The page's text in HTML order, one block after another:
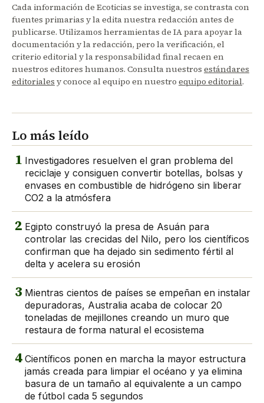
Cada información de Ecoticias se investiga, se contrasta con
fuentes primarias y la edita nuestra redacción antes de
publicarse. Utilizamos herramientas de IA para apoyar la
documentación y la redacción, pero la verificación, el
criterio editorial y la responsabilidad final recaen en
nuestros editores humanos. Consulta nuestros estándares
editoriales y conoce al equipo en nuestro equipo editorial.
Lo más leído
1 Investigadores resuelven el gran problema del
reciclaje y consiguen convertir botellas, bolsas y
envases en combustible de hidrógeno sin liberar
CO2 a la atmósfera
2 Egipto construyó la presa de Asuán para
controlar las crecidas del Nilo, pero los científicos
confirman que ha dejado sin sedimento fértil al
delta y acelera su erosión
3 Mientras cientos de países se empeñan en instalar
depuradoras, Australia acaba de colocar 20
toneladas de mejillones creando un muro que
restaura de forma natural el ecosistema
4 Científicos ponen en marcha la mayor estructura
jamás creada para limpiar el océano y ya elimina
basura de un tamaño al equivalente a un campo
de fútbol cada 5 segundos